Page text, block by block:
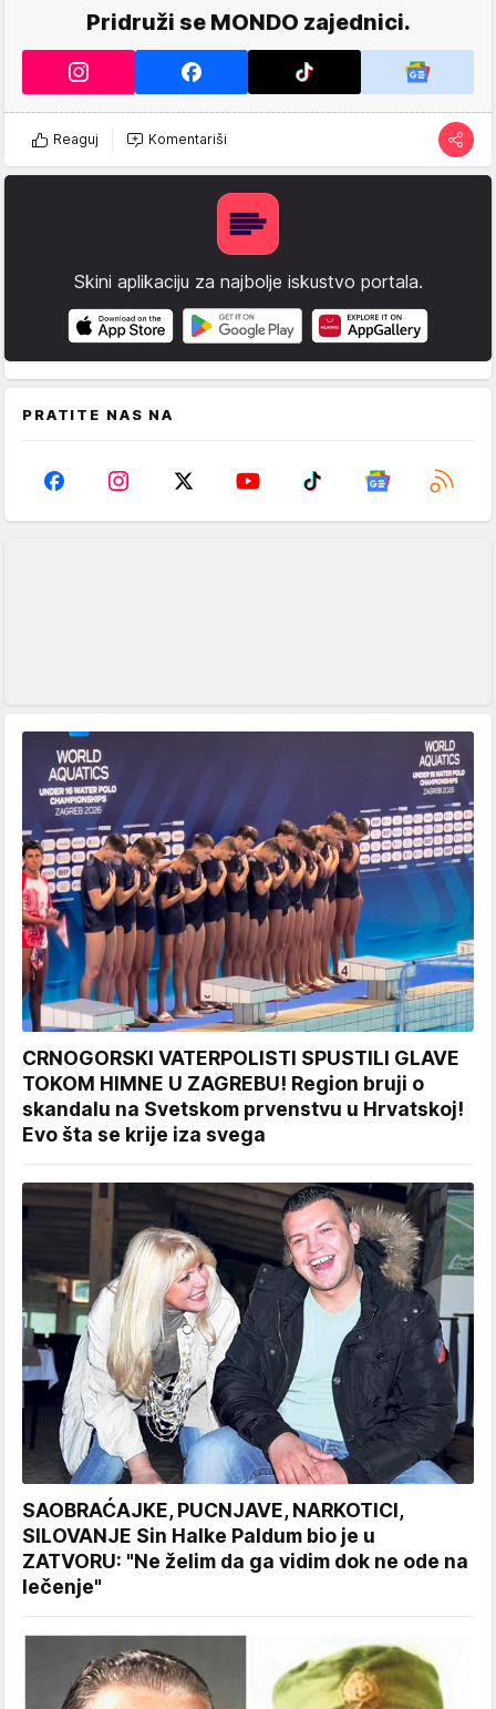
Pridruži se MONDO zajednici.
Reaguj Komentariši
Skini aplikaciju za najbolje iskustvo portala.
PRATITE NAS NA
CRNOGORSKI VATERPOLISTI SPUSTILI GLAVE
TOKOM HIMNE U ZAGREBU! Region bruji o
skandalu na Svetskom prvenstvu u Hrvatskoj!
Evo šta se krije iza svega
SAOBRAĆAJKE, PUCNJAVE, NARKOTICI,
SILOVANJE Sin Halke Paldum bio je u
ZATVORU: "Ne želim da ga vidim dok ne ode na
lečenje"